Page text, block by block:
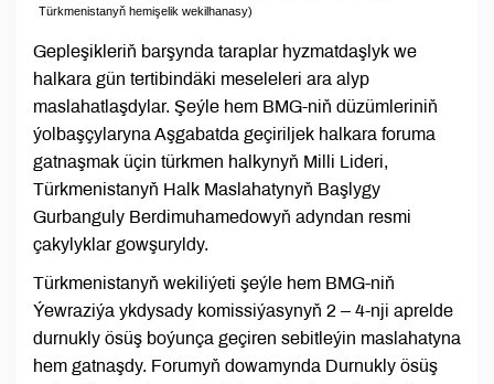
Türkmenistanyň hemişelik wekilhanasy)
Gepleşikleriň barşynda taraplar hyzmatdaşlyk we
halkara gün tertibindäki meseleleri ara alyp
maslahatlaşdylar. Şeýle hem BMG-niň düzümleriniň
ýolbaşçylaryna Aşgabatda geçiriljek halkara foruma
gatnaşmak üçin türkmen halkynyň Milli Lideri,
Türkmenistanyň Halk Maslahatynyň Başlygy
Gurbanguly Berdimuhamedowyň adyndan resmi
çakylyklar gowşuryldy.
Türkmenistanyň wekiliýeti şeýle hem BMG-niň
Ýewraziýa ykdysady komissiýasynyň 2 – 4-nji aprelde
durnukly ösüş boýunça geçiren sebitleýin maslahatyna
hem gatnaşdy. Forumyň dowamynda Durnukly ösüş